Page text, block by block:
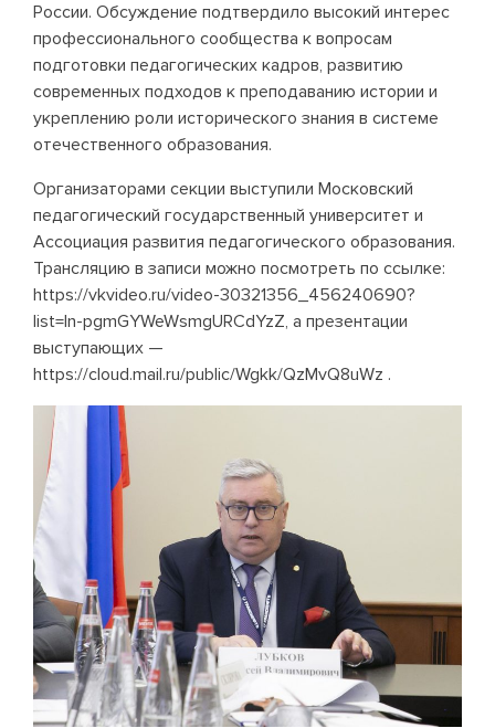
России. Обсуждение подтвердило высокий интерес
профессионального сообщества к вопросам
подготовки педагогических кадров, развитию
современных подходов к преподаванию истории и
укреплению роли исторического знания в системе
отечественного образования.
Организаторами секции выступили Московский
педагогический государственный университет и
Ассоциация развития педагогического образования.
Трансляцию в записи можно посмотреть по ссылке:
https://vkvideo.ru/video-30321356_456240690?
list=ln-pgmGYWeWsmgURCdYzZ, а презентации
выступающих —
https://cloud.mail.ru/public/Wgkk/QzMvQ8uWz .